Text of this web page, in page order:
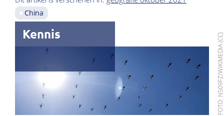
China
Kennis FOTO: N509FZ/WIKIMEDIA (CC)